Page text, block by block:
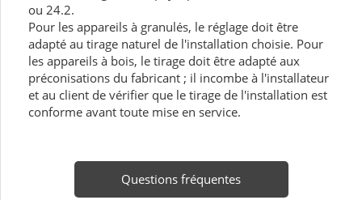
ou 24.2.
Pour les appareils à granulés, le réglage doit être
adapté au tirage naturel de l'installation choisie. Pour
les appareils à bois, le tirage doit être adapté aux
préconisations du fabricant ; il incombe à l'installateur
et au client de vérifier que le tirage de l'installation est
conforme avant toute mise en service.
Questions fréquentes